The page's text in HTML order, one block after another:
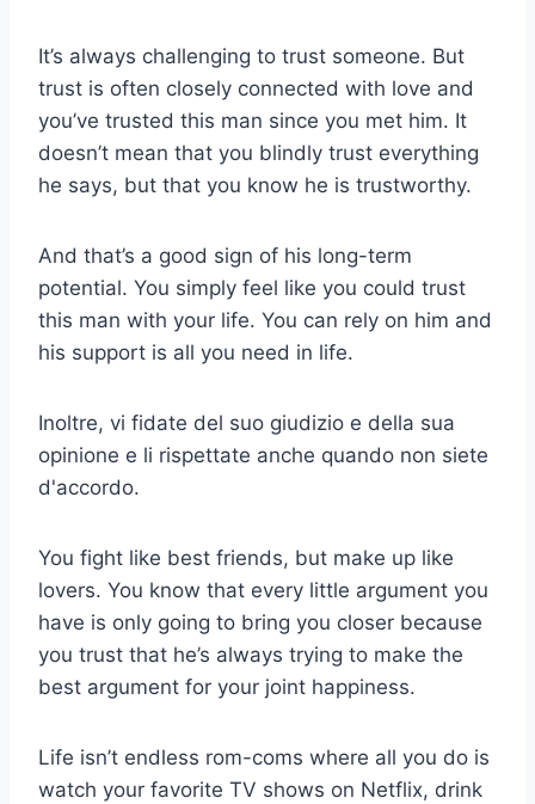
It’s always challenging to trust someone. But
trust is often closely connected with love and
you’ve trusted this man since you met him. It
doesn’t mean that you blindly trust everything
he says, but that you know he is trustworthy.
And that’s a good sign of his long-term
potential. You simply feel like you could trust
this man with your life. You can rely on him and
his support is all you need in life.
Inoltre, vi fidate del suo giudizio e della sua
opinione e li rispettate anche quando non siete
d'accordo.
You fight like best friends, but make up like
lovers. You know that every little argument you
have is only going to bring you closer because
you trust that he’s always trying to make the
best argument for your joint happiness.
Life isn’t endless rom-coms where all you do is
watch your favorite TV shows on Netflix, drink